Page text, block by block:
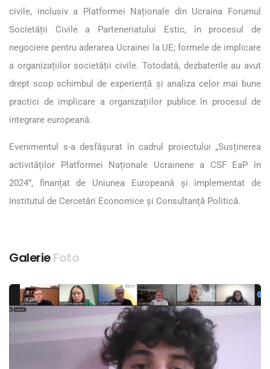
civile, inclusiv a Platformei Naționale din Ucraina Forumul
Societății Civile a Parteneriatului Estic, în procesul de
negociere pentru aderarea Ucrainei la UE; formele de implicare
a organizațiilor societății civile. Totodată, dezbaterile au avut
drept scop schimbul de experiență și analiza celor mai bune
practici de implicare a organizațiilor publice în procesul de
integrare europeană.
Evenimentul s-a desfășurat în cadrul proiectului „Susținerea
activităților Platformei Naționale Ucrainene a CSF EaP în
2024”, finanțat de Uniunea Europeană și implementat de
Institutul de Cercetări Economice și Consultanță Politică.
GalerieFoto